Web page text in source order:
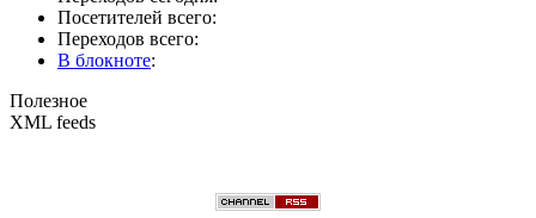
Посетителей всего:
Переходов всего:
В блокноте:
Полезное
XML feeds